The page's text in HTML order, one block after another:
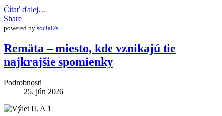
Čítať ďalej…
Share
powered by social2s
Remäta – miesto, kde vznikajú tie
najkrajšie spomienky
Podrobnosti
25. jún 2026